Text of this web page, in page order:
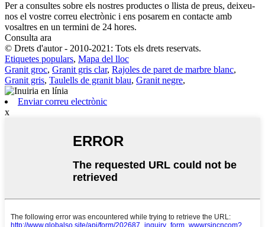
Per a consultes sobre els nostres productes o llista de preus, deixeu-
nos el vostre correu electrònic i ens posarem en contacte amb
vosaltres en un termini de 24 hores.
Consulta ara
© Drets d'autor - 2010-2021: Tots els drets reservats.
Etiquetes populars, Mapa del lloc
Granit groc, Granit gris clar, Rajoles de paret de marbre blanc,
Granit gris, Taulells de granit blau, Granit negre,
Enviar correu electrònic
x